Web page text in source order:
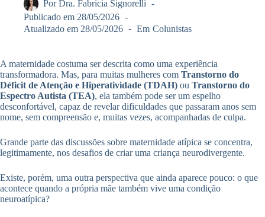
Por Dra. Fabricia Signorelli
Publicado em 28/05/2026
Atualizado em 28/05/2026 Em Colunistas
A maternidade costuma ser descrita como uma experiência
transformadora. Mas, para muitas mulheres com Transtorno do
Déficit de Atenção e Hiperatividade (TDAH) ou Transtorno do
Espectro Autista (TEA), ela também pode ser um espelho
desconfortável, capaz de revelar dificuldades que passaram anos sem
nome, sem compreensão e, muitas vezes, acompanhadas de culpa.
Grande parte das discussões sobre maternidade atípica se concentra,
legitimamente, nos desafios de criar uma criança neurodivergente.
Existe, porém, uma outra perspectiva que ainda aparece pouco: o que
acontece quando a própria mãe também vive uma condição
neuroatípica?